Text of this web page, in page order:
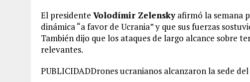
El presidente Volodímir Zelenskyafirmó la semana
dinámica “a favor de Ucrania” y que sus fuerzas
También dijo que los ataques de largo alcance sobre
relevantes.
PUBLICIDADDrones ucranianos alcanzaron la sede